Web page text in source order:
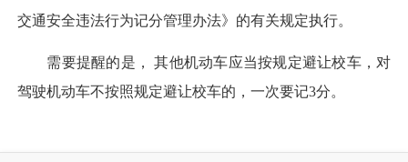
交通安全违法行为记分管理办法》的有关规定执行。
需要提醒的是， 其他机动车应当按规定避让校车，对
驾驶机动车不按照规定避让校车的，一次要记3分。